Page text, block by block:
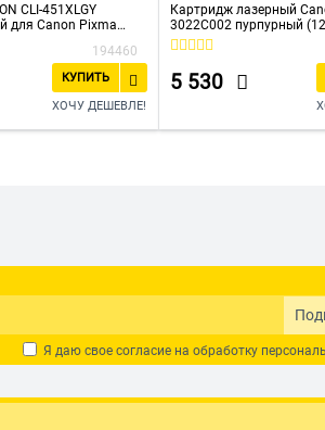
CLI-451XLGY
для Canon Pixma
194460
КУПИТЬ
ХОЧУ ДЕШЕВЛЕ!
Картридж лазерный
3022C002 пурпурный
Canon
MF645Cx/MF643Cdw/
3Cdw/621Cw
5 530
Я даю свое согласие на обработку